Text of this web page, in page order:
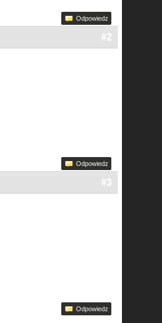
Odpowiedz
#2
Odpowiedz
#3
Odpowiedz